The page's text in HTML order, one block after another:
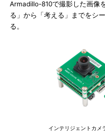
Armadillo-810で撮影した画像
る」から「考える」までをシ
る。
インテリジェントカメ